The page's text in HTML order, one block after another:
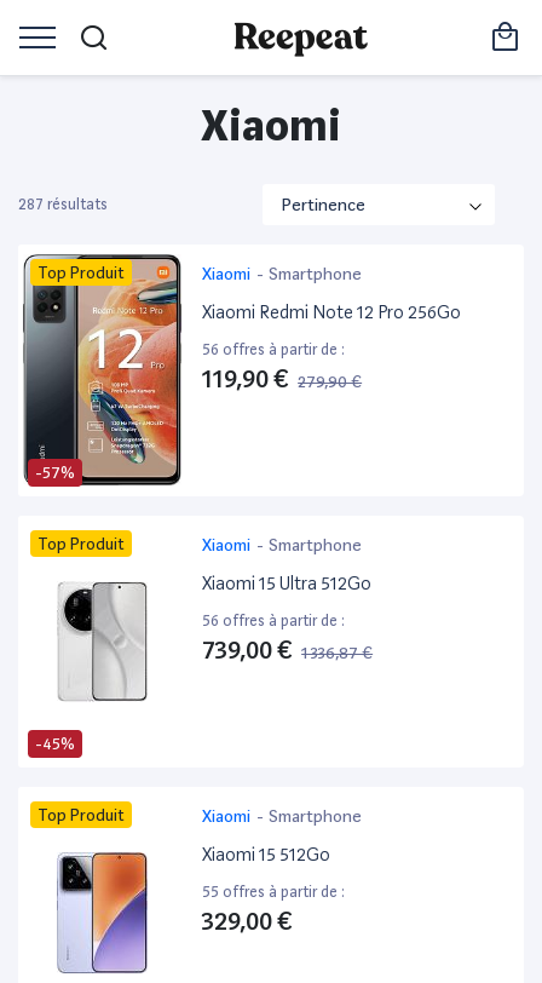
Xiaomi
287 résultats
-57%
Top Produit Xiaomi - Smartphone
Xiaomi Redmi Note 12 Pro 256Go
56 offres à partir de :
119,90 € 279,90 €
-45%
Top Produit Xiaomi - Smartphone
Xiaomi 15 Ultra 512Go
56 offres à partir de :
739,00 € 1 336,87 €
Top Produit Xiaomi - Smartphone
Xiaomi 15 512Go
55 offres à partir de :
329,00 €